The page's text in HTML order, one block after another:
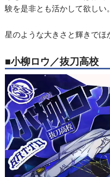
験を是非とも活かして欲しい。
星のような大きさと輝きでほ
■小柳ロウ／抜刀高校